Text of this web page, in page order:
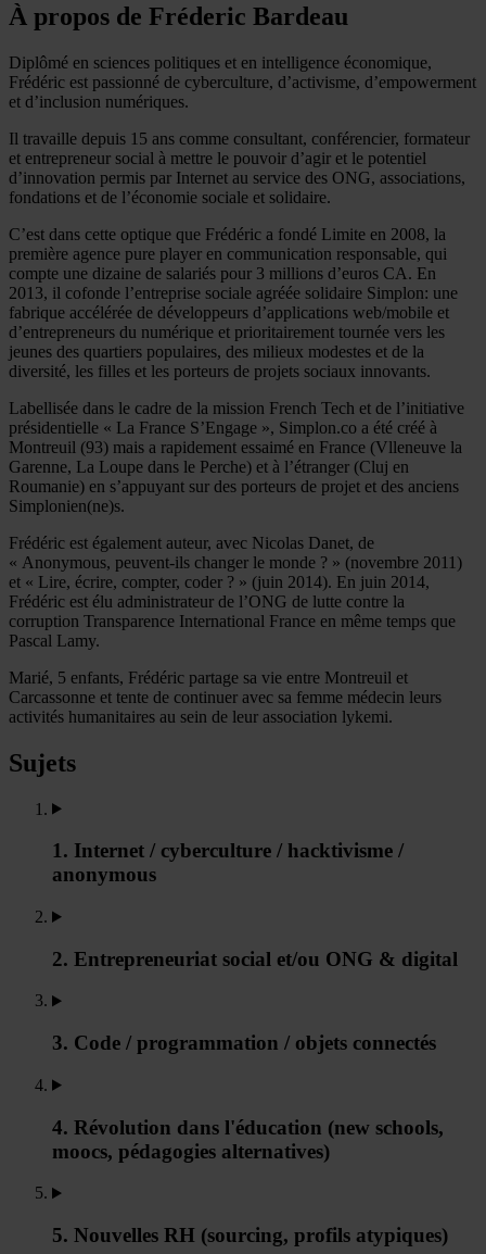
À propos de Fréderic Bardeau
Diplômé en sciences politiques et en intelligence économique,
Frédéric est passionné de cyberculture, d’activisme, d’empowerment
et d’inclusion numériques.
Il travaille depuis 15 ans comme consultant, conférencier, formateur
et entrepreneur social à mettre le pouvoir d’agir et le potentiel
d’innovation permis par Internet au service des ONG, associations,
fondations et de l’économie sociale et solidaire.
C’est dans cette optique que Frédéric a fondé Limite en 2008, la
première agence pure player en communication responsable, qui
compte une dizaine de salariés pour 3 millions d’euros CA. En
2013, il cofonde l’entreprise sociale agréée solidaire Simplon: une
fabrique accélérée de développeurs d’applications web/mobile et
d’entrepreneurs du numérique et prioritairement tournée vers les
jeunes des quartiers populaires, des milieux modestes et de la
diversité, les filles et les porteurs de projets sociaux innovants.
Labellisée dans le cadre de la mission French Tech et de l’initiative
présidentielle « La France S’Engage », Simplon.co a été créé à
Montreuil (93) mais a rapidement essaimé en France (Vlleneuve la
Garenne, La Loupe dans le Perche) et à l’étranger (Cluj en
Roumanie) en s’appuyant sur des porteurs de projet et des anciens
Simplonien(ne)s.
Frédéric est également auteur, avec Nicolas Danet, de
« Anonymous, peuvent-ils changer le monde ? » (novembre 2011)
et « Lire, écrire, compter, coder ? » (juin 2014). En juin 2014,
Frédéric est élu administrateur de l’ONG de lutte contre la
corruption Transparence International France en même temps que
Pascal Lamy.
Marié, 5 enfants, Frédéric partage sa vie entre Montreuil et
Carcassonne et tente de continuer avec sa femme médecin leurs
activités humanitaires au sein de leur association lykemi.
Sujets
1. Internet / cyberculture / hacktivisme /
anonymous
2. Entrepreneuriat social et/ou ONG & digital
3. Code / programmation / objets connectés
4. Révolution dans l'éducation (new schools,
moocs, pédagogies alternatives)
5. Nouvelles RH (sourcing, profils atypiques)